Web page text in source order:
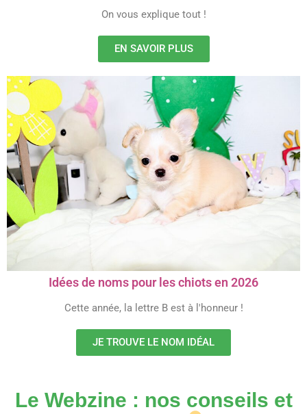
On vous explique tout !
EN SAVOIR PLUS
Idées de noms pour les chiots en 2026
Cette année, la lettre B est à l'honneur !
JE TROUVE LE NOM IDÉAL
Le Webzine : nos conseils et